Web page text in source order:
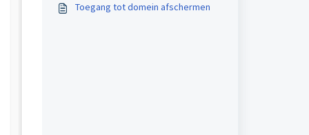
Toegang tot domein afschermen